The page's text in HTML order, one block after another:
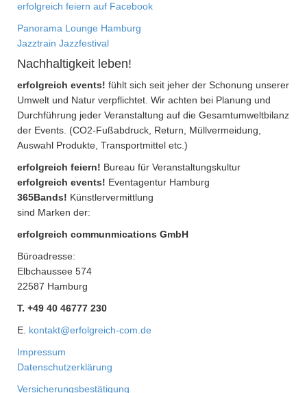
erfolgreich feiern auf Facebook
Panorama Lounge Hamburg
Jazztrain Jazzfestival
Nachhaltigkeit leben!
erfolgreich events! fühlt sich seit jeher der Schonung unserer
Umwelt und Natur verpflichtet. Wir achten bei Planung und
Durchführung jeder Veranstaltung auf die Gesamtumweltbilanz
der Events. (CO2-Fußabdruck, Return, Müllvermeidung,
Auswahl Produkte, Transportmittel etc.)
erfolgreich feiern! Bureau für Veranstaltungskultur
erfolgreich events! Eventagentur Hamburg
365Bands! Künstlervermittlung
sind Marken der:
erfolgreich communmications GmbH
Büroadresse:
Elbchaussee 574
22587 Hamburg
T. +49 40 46777 230
E. kontakt@erfolgreich-com.de
Impressum
Datenschutzerklärung
Versicherungsbestätigung